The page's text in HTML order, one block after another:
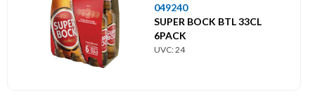
049240
SUPER BOCK BTL 33CL
6PACK
UVC: 24